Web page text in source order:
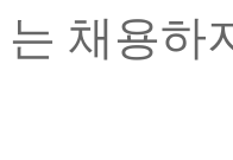
는 채용하